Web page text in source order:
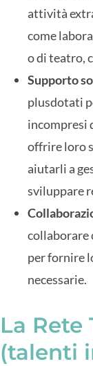
attività
come
o di teatro,
Supporto
plusdotati
incompresi
offrire loro
aiutarli a
sviluppare
collaborare
per fornire
necessarie.
La Rete
(talenti